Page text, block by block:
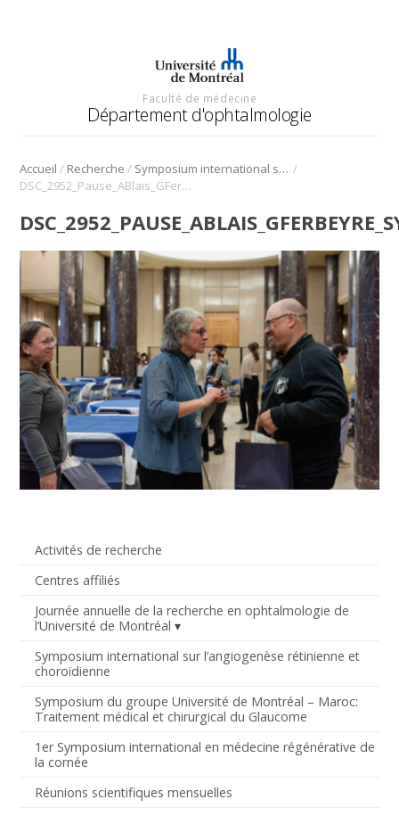
Faculté de médecine
Département d'ophtalmologie
Accueil / Recherche / Symposium international sur l’angiogenèse rétinienne et choroïdienne /
DSC_2952_Pause_ABlais_GFerbeyre_Symposium_Angio_2022
Activités de recherche
Centres affiliés
Journée annuelle de la recherche en ophtalmologie de
l’Université de Montréal
Symposium international sur l’angiogenèse rétinienne et
choroïdienne
Symposium du groupe Université de Montréal – Maroc:
Traitement médical et chirurgical du Glaucome
1er Symposium international en médecine régénérative de
la cornée
Réunions scientifiques mensuelles